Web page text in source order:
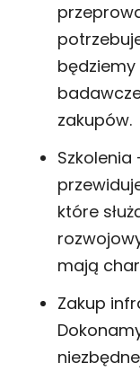
zakupów.
które
mają
Zakup